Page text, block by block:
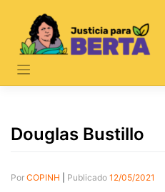
content
Douglas Bustillo
Por COPINH Publicado 12/05/2021